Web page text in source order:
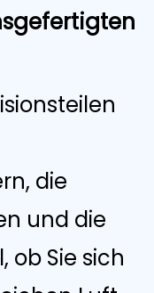
die
und die
ob Sie sich